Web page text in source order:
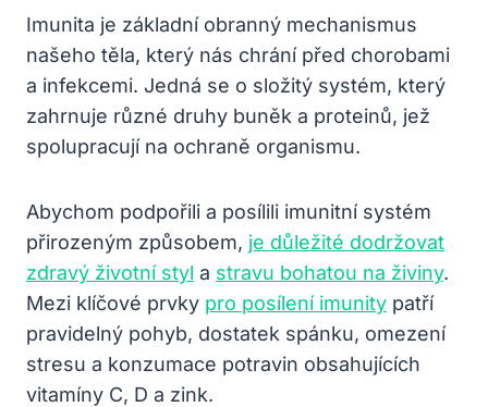
Imunita je základní obranný mechanismus
našeho těla, který nás chrání před chorobami
a infekcemi. Jedná se o složitý systém, který
zahrnuje různé druhy buněk a proteinů, jež
spolupracují na ochraně organismu.
Abychom podpořili a posílili imunitní systém
přirozeným způsobem, je důležité dodržovat
zdravý životní styl a stravu bohatou na živiny.
Mezi klíčové prvky pro posílení imunity patří
pravidelný pohyb, dostatek spánku, omezení
stresu a konzumace potravin obsahujících
vitamíny C, D a zink.